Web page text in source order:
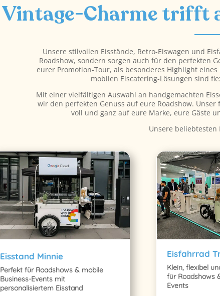
Vintage-Charme trifft
Unsere stilvollen Eisstände, Retro-Eiswagen und
Roadshow, sondern sorgen auch für den perfekten
eurer Promotion-Tour, als besonderes Highlight
mobilen Eiscatering-Lösungen sind
Mit einer vielfältigen Auswahl an handgemachten
wir den perfekten Genuss auf eure Roadshow.
voll und ganz auf eure Marke, eure Gäste
Unsere beliebtesten
Eisstand Minnie
Perfekt für Roadshows & mobile
Business-Events mit
personalisiertem Eisstand
Eisfahrrad
Klein, flexibel
für Roadshows
Events